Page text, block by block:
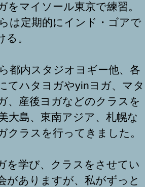
をマイソール東京で練習。
は定期的にインド・ゴアで
る。
都内スタジオヨギー他、各
てハタヨガやyinヨガ、マタ
、産後ヨガなどのクラスを
大島、東南アジア、札幌な
クラスを行ってきました。
を学び、クラスをさせてい
がありますが、私がずっと